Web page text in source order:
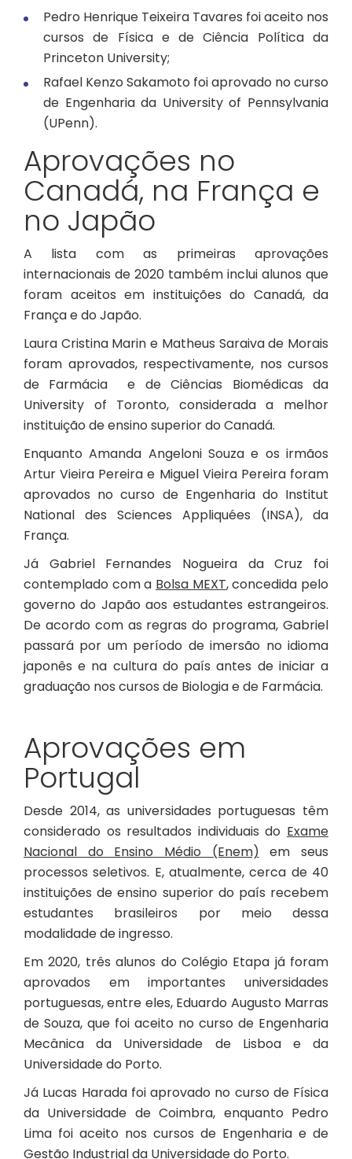
Pedro Henrique Teixeira Tavares foi aceito nos
cursos de Física e de Ciência Política da
Princeton University;
Rafael Kenzo Sakamoto foi aprovado no curso
de Engenharia da University of Pennsylvania
(UPenn).
Aprovações no
Canadá, na França e
no Japão
A lista com as primeiras aprovações
internacionais de 2020 também inclui alunos que
foram aceitos em instituições do Canadá, da
França e do Japão.
Laura Cristina Marin e Matheus Saraiva de Morais
foram aprovados, respectivamente, nos cursos
de Farmácia e de Ciências Biomédicas da
University of Toronto, considerada a melhor
instituição de ensino superior do Canadá.
Enquanto Amanda Angeloni Souza e os irmãos
Artur Vieira Pereira e Miguel Vieira Pereira foram
aprovados no curso de Engenharia do Institut
National des Sciences Appliquées (INSA), da
França.
Já Gabriel Fernandes Nogueira da Cruz foi
contemplado com a Bolsa MEXT, concedida pelo
governo do Japão aos estudantes estrangeiros.
De acordo com as regras do programa, Gabriel
passará por um período de imersão no idioma
japonês e na cultura do país antes de iniciar a
graduação nos cursos de Biologia e de Farmácia.
Aprovações em
Portugal
Desde 2014, as universidades portuguesas têm
considerado os resultados individuais do Exame
Nacional do Ensino Médio (Enem) em seus
processos seletivos. E, atualmente, cerca de 40
instituições de ensino superior do país recebem
estudantes brasileiros por meio dessa
modalidade de ingresso.
Em 2020, três alunos do Colégio Etapa já foram
aprovados em importantes universidades
portuguesas, entre eles, Eduardo Augusto Marras
de Souza, que foi aceito no curso de Engenharia
Mecânica da Universidade de Lisboa e da
Universidade do Porto.
Já Lucas Harada foi aprovado no curso de Física
da Universidade de Coimbra, enquanto Pedro
Lima foi aceito nos cursos de Engenharia e de
Gestão Industrial da Universidade do Porto.